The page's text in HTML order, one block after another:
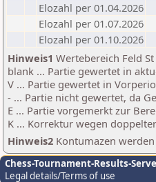
Elozahl per 01.04.2026
Elozahl per 01.07.2026
Elozahl per 01.10.2026
Hinweis1 Wertebereich Feld St
blank ... Partie gewertet in
V ... Partie gewertet in
- ... Partie nicht gewertet, da
E ... Partie vorgemerkt zur
K ... Korrektur wegen
Hinweis2 Kontumazen
Chess-Tournament-Results-
Legal details/Terms of use